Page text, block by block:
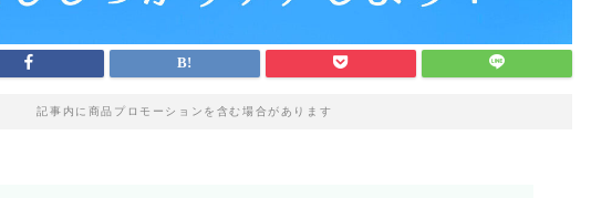
記事内に商品プロモーションを含む場合があります